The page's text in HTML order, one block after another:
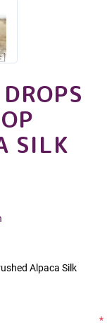
SILK
Alpaca Silk
*